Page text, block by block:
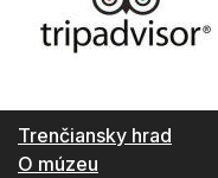
Trenčiansky hrad
O múzeu